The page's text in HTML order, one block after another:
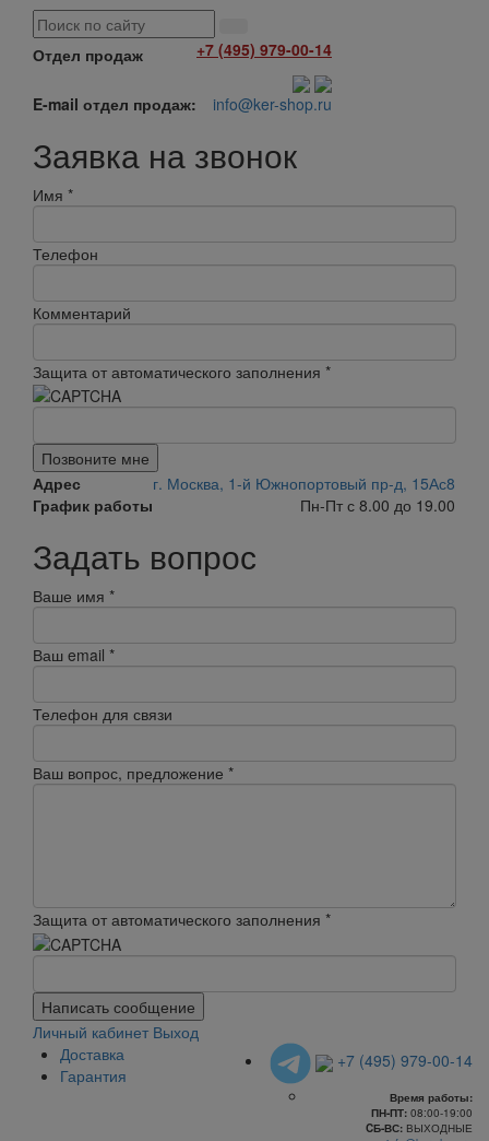
Отдел продаж +7 (495) 979-00-14
E-mail отдел продаж: info@ker-shop.ru
Заявка на звонок
Имя *
Телефон
Комментарий
Защита от автоматического заполнения *
Позвоните мне
Адрес
г. Москва, 1-й Южнопортовый пр-д, 15Ас8
График работы
Пн-Пт с 8.00 до 19.00
Задать вопрос
Ваше имя *
Ваш email *
Телефон для связи
Ваш вопрос, предложение *
Защита от автоматического заполнения *
Написать сообщение
Личный кабинет Выход
Доставка
Гарантия
+7 (495) 979-00-14
Время работы:
ПН-ПТ:08:00-19:00
CБ-ВС:ВЫХОДНЫЕ